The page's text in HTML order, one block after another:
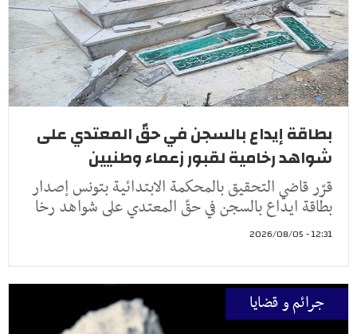
بطاقة إيداع بالسجن في حقّ المعتدي على
شواهد رخامية لقبور زعماء وطنيين
قرّر قاضي التحقيق بالمحكمة الابتدائية بتونس إصدار
بطاقة ايداع بالسجن في حقّ المعتدي على شواهد رخا
12:31 - 2026/08/05
جرائم و قضايا